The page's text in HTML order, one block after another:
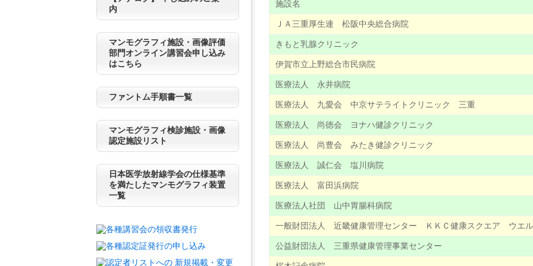
施設名
ＪＡ三重厚生連 松阪中央総合病院
きもと乳腺クリニック
伊賀市立上野総合市民病院
医療法人 永井病院
医療法人 九愛会 中京サテライトクリニック 三重
医療法人 尚徳会 ヨナハ健診クリニック
医療法人 尚豊会 みたき健診クリニック
医療法人 誠仁会 塩川病院
医療法人 富田浜病院
医療法人社団 山中胃腸科病院
一般財団法人 近畿健康管理センター ＫＫＣ健康スクエア ウエル
公益財団法人 三重県健康管理事業センター
内
マンモグラフィ施設・画像評価
部門オンライン講習会申し込み
はこちら
ファントム手順書一覧
マンモグラフィ検診施設・画像
認定施設リスト
日本医学放射線学会の仕様基準
を満たしたマンモグラフィ装置
一覧